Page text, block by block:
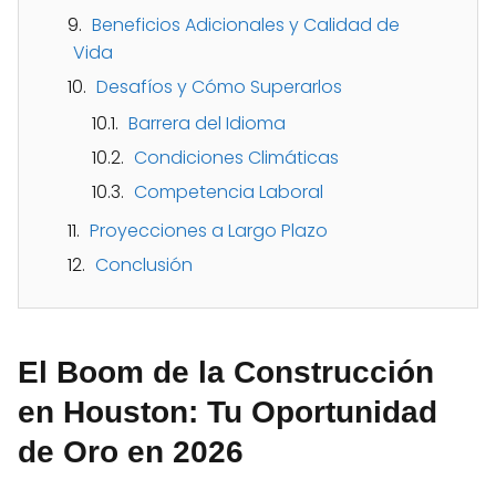
Beneficios Adicionales y Calidad de
Vida
Desafíos y Cómo Superarlos
Barrera del Idioma
Condiciones Climáticas
Competencia Laboral
Proyecciones a Largo Plazo
Conclusión
El Boom de la Construcción
en Houston: Tu Oportunidad
de Oro en 2026